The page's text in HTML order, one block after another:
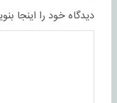
دیدگاه خود را اینجا